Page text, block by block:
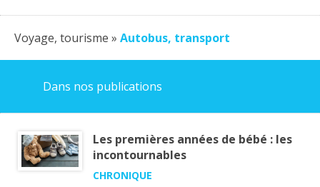
Voyage, tourisme » Autobus, transport
Dans nos publications
Les premières années de bébé : les
incontournables
CHRONIQUE